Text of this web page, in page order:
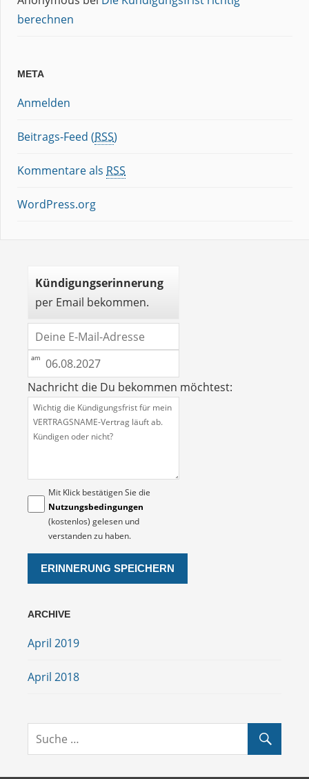
berechnen
META
Anmelden
Beitrags-Feed (RSS)
Kommentare als RSS
WordPress.org
Kündigungserinnerung
per Email bekommen.
Nachricht die Du bekommen möchtest:
Mit Klick bestätigen Sie die
Nutzungsbedingungen
(kostenlos) gelesen und
verstanden zu haben.
ARCHIVE
April 2019
April 2018